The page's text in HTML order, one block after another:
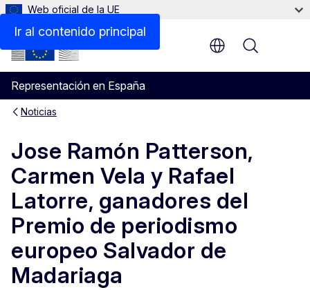
Ir al contenido principal
Web oficial de la UE
Representación en España
Menu
Noticias
Jose Ramón Patterson,
Carmen Vela y Rafael
Latorre, ganadores del
Premio de periodismo
europeo Salvador de
Madariaga